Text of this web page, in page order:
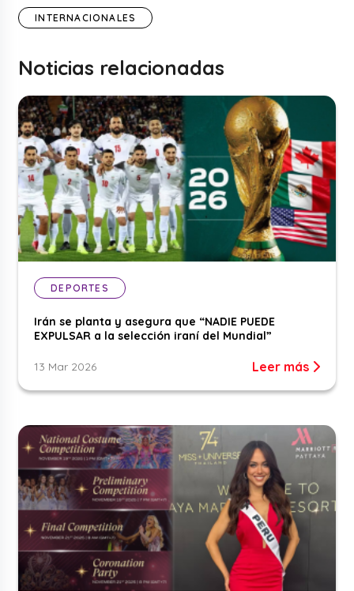
INTERNACIONALES
Noticias relacionadas
DEPORTES
Irán se planta y asegura que “NADIE PUEDE
EXPULSAR a la selección iraní del Mundial”
13 Mar 2026 Leer más